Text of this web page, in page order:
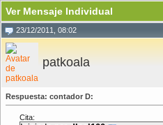
Ver Mensaje Individual
23/12/2011, 08:02
patkoala
Respuesta: contador D:
Cita: